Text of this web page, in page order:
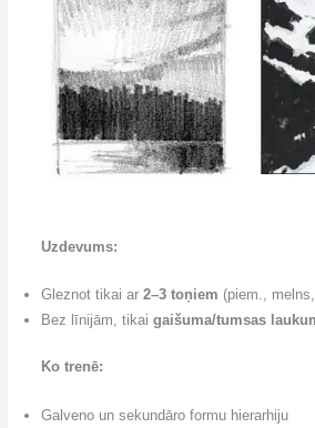
Uzdevums:
Gleznot tikai ar 2–3 toņiem (piem.,
Bez līnijām, tikai gaišuma/tumsas
Ko trenē:
Galveno un sekundāro formu hierarhiju